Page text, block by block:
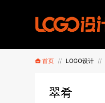
首页 // LOGO设计 //
翠肴